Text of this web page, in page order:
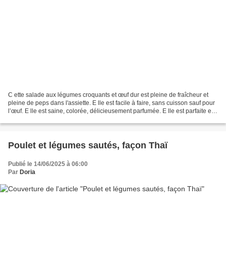
C ette salade aux légumes croquants et œuf dur est pleine de fraîcheur et
pleine de peps dans l'assiette. E lle est facile à faire, sans cuisson sauf pour
l’œuf. E lle est saine, colorée, délicieusement parfumée. E lle est parfaite en
Poulet et légumes sautés, façon Thaï
Publié le 14/06/2025 à 06:00
Par Doria